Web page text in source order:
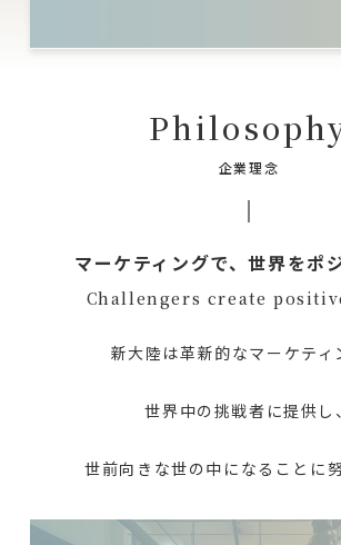
企業理念
マーケティングで、世界をポ
Challengers create
新大陸は革新的なマーケティ
世界中の挑戦者に提供し、
世前向きな世の中になることに努